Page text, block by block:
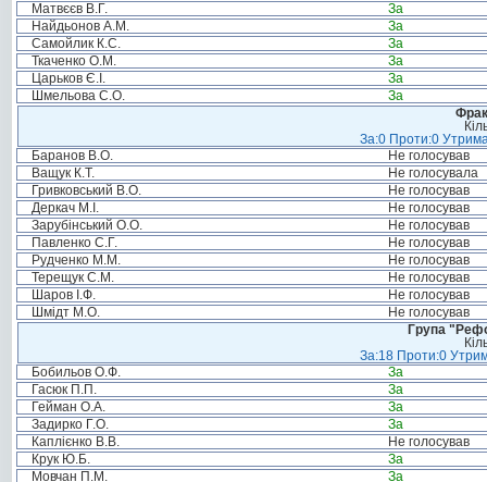
Матвєєв В.Г.
За
Найдьонов А.М.
За
Самойлик К.С.
За
Ткаченко О.М.
За
Царьков Є.І.
За
Шмельова С.О.
За
За:0 Проти:0
Баранов В.О.
Не голосував
Ващук К.Т.
Не голосувала
Гривковський В.О.
Не голосував
Деркач М.І.
Не голосував
Зарубінський О.О.
Не голосував
Павленко С.Г.
Не голосував
Рудченко М.М.
Не голосував
Терещук С.М.
Не голосував
Шаров І.Ф.
Не голосував
Шмідт М.О.
Не голосував
Група
За:18 Проти:0
Бобильов О.Ф.
За
Гасюк П.П.
За
Гейман О.А.
За
Задирко Г.О.
За
Каплієнко В.В.
Не голосував
Крук Ю.Б.
За
Мовчан П.М.
За